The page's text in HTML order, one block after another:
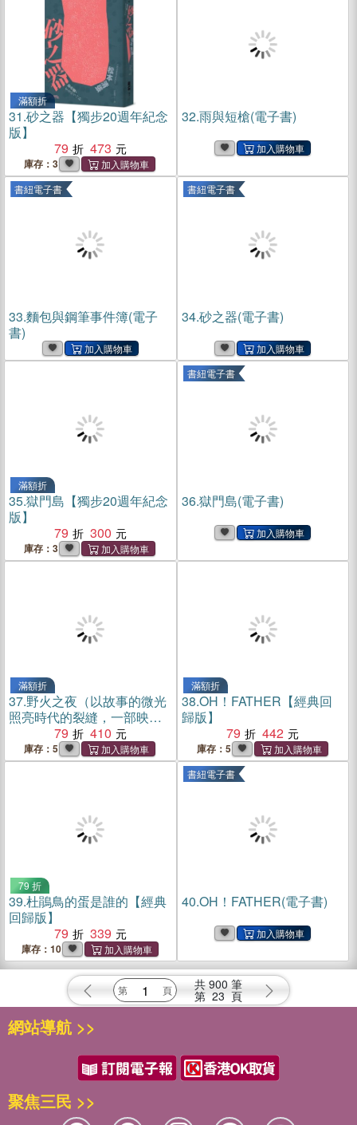
滿額折
31.砂之器【獨步20週年紀念
版】
79
473
庫存：3
32.雨與短槍(電子書)
書紐電子書
33.麵包與鋼筆事件簿(電子
書)
書紐電子書
34.砂之器(電子書)
滿額折
35.獄門島【獨步20週年紀念
版】
79
300
庫存：3
書紐電子書
36.獄門島(電子書)
滿額折
37.野火之夜（以故事的微光
照亮時代的裂縫，一部映照
出你價值觀的社會派推理鉅
作！）
79 410
庫存：5
滿額折
38.OH！FATHER【經典回
歸版】
79
442
庫存：5
79 折
39.杜鵑鳥的蛋是誰的【經典
回歸版】
79
339
庫存：10
書紐電子書
40.OH！FATHER(電子書)
共 900 筆
第 23 頁
網站導航 >>
聚焦三民 >>